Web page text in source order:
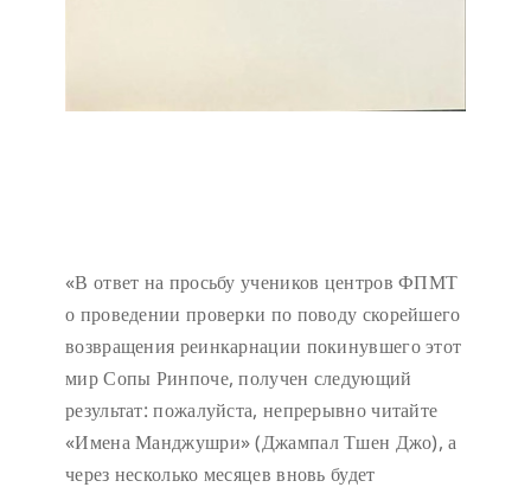
«В ответ на просьбу учеников центров ФПМТ
о проведении проверки по поводу скорейшего
возвращения реинкарнации покинувшего этот
мир Сопы Ринпоче, получен следующий
результат: пожалуйста, непрерывно читайте
«Имена Манджушри» (Джампал Тшен Джо), а
через несколько месяцев вновь будет